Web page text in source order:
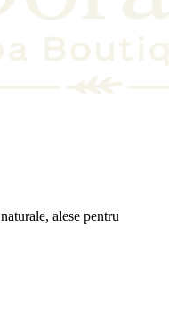
alese pentru